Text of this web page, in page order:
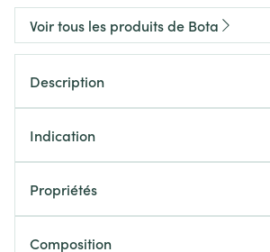
Voir tous les produits de Bota
Description
Indication
Propriétés
Composition